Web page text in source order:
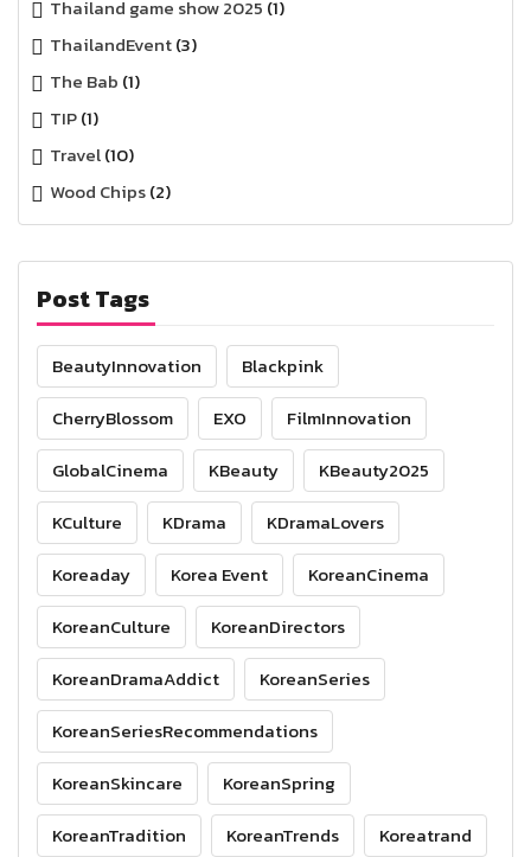
Thailand game show 2025 (1)
ThailandEvent(3)
The Bab (1)
TIP(1)
Travel(10)
Wood Chips(2)
Post Tags
BeautyInnovation
Blackpink
CherryBlossom
EXO
FilmInnovation
GlobalCinema
KBeauty
KBeauty2025
KCulture
KDrama
KDramaLovers
Koreaday
Korea Event
KoreanCinema
KoreanCulture
KoreanDirectors
KoreanDramaAddict
KoreanSeries
KoreanSeriesRecommendations
KoreanSkincare
KoreanSpring
KoreanTradition
KoreanTrends
Koreatrand